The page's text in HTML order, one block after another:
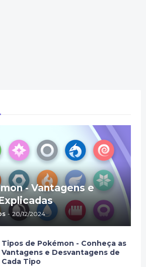
- Vantagens e
- 20/12/2024
Tipos de Pokémon - Conheça as
Vantagens e Desvantagens de
Cada Tipo